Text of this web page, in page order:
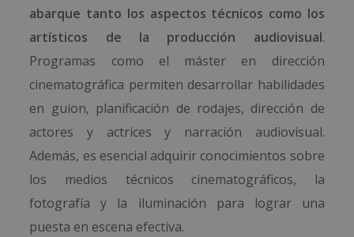
abarque tanto los aspectos técnicos como los
artísticos de la producción audiovisual.
Programas como el máster en dirección
cinematográfica permiten desarrollar habilidades
en guion, planificación de rodajes, dirección de
actores y actrices y narración audiovisual.
Además, es esencial adquirir conocimientos sobre
los medios técnicos cinematográficos, la
fotografía y la iluminación para lograr una
puesta en escena efectiva.